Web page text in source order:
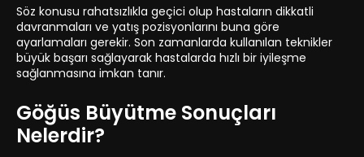
Söz konusu rahatsızlıkla geçici olup hastaların dikkatli
davranmaları ve yatış pozisyonlarını buna göre
ayarlamaları gerekir. Son zamanlarda kullanılan teknikler
büyük başarı sağlayarak hastalarda hızlı bir iyileşme
sağlanmasına imkan tanır.
Göğüs Büyütme Sonuçları
Nelerdir?